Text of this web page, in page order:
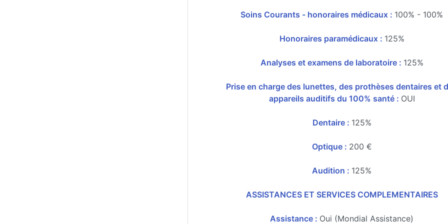
Soins Courants - honoraires médicaux : 100% - 100%
Honoraires paramédicaux : 125%
Analyses et examens de laboratoire : 125%
Prise en charge des lunettes, des prothèses dentaires et
appareils auditifs du 100% santé : OUI
Dentaire : 125%
Optique : 200 €
Audition : 125%
ASSISTANCES ET SERVICES COMPLEMENTAIRES
Assistance : Oui (Mondial Assistance)